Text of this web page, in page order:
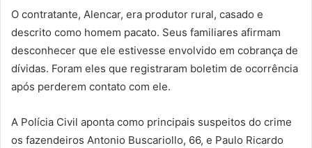
O contratante, Alencar, era produtor rural, casado e
descrito como homem pacato. Seus familiares afirmam
desconhecer que ele estivesse envolvido em cobrança de
dívidas. Foram eles que registraram boletim de ocorrência
após perderem contato com ele.
A Polícia Civil aponta como principais suspeitos do crime
os fazendeiros Antonio Buscariollo, 66, e Paulo Ricardo